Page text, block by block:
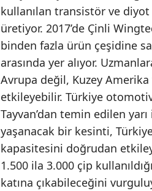
kullanılan transistör ve diyot
üretiyor. 2017’de Çinli
binden fazla ürün çeşidine
arasında yer alıyor.
Avrupa değil, Kuzey
etkileyebilir. Türkiye
Tayvan’dan temin edilen
yaşanacak bir kesinti,
kapasitesini doğrudan
1.500 ila 3.000 çip
katına çıkabileceğini